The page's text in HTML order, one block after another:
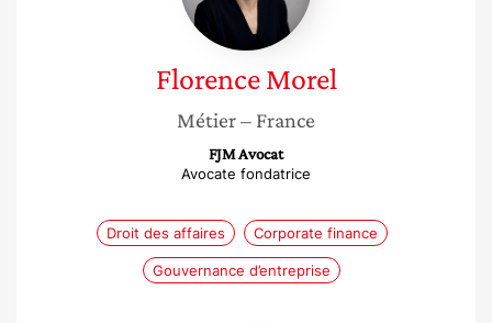
Florence Morel
Métier– France
FJM Avocat
Avocate fondatrice
Droit des affaires Corporate finance
Gouvernance d’entreprise